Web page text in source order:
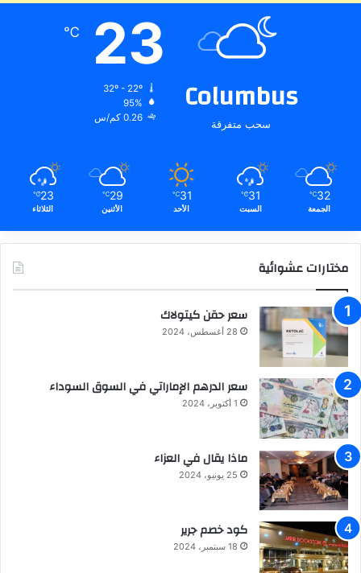
Columbus
سحب متفرقة
23
℃
95%
0.26 كم/س
32
℃
الجمعة
31
℃
السبت
31
℃
الأحد
29
℃
الأثنين
23
℃
الثلاثاء
مختارات عشوائية
سعر حقن كيتولاك
28 أغسطس، 2024
سعر الدرهم الإماراتي في السوق السوداء
1 أكتوبر، 2024
ماذا يقال في العزاء
25 يونيو، 2024
كود خصم جرير
18 سبتمبر، 2024